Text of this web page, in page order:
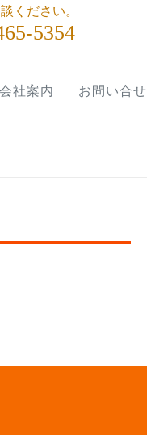
ください。
5354
会社案内 お問い合せ